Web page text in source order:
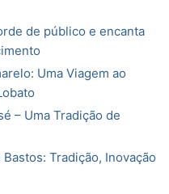
de público e encanta
Uma Viagem ao
– Uma Tradição de
Tradição, Inovação